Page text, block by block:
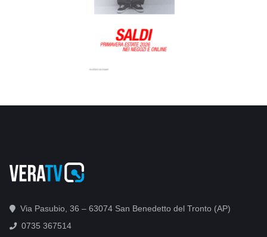
Via Pasubio, 36 – 63074 San Benedetto del Tronto (AP)
0735 367514